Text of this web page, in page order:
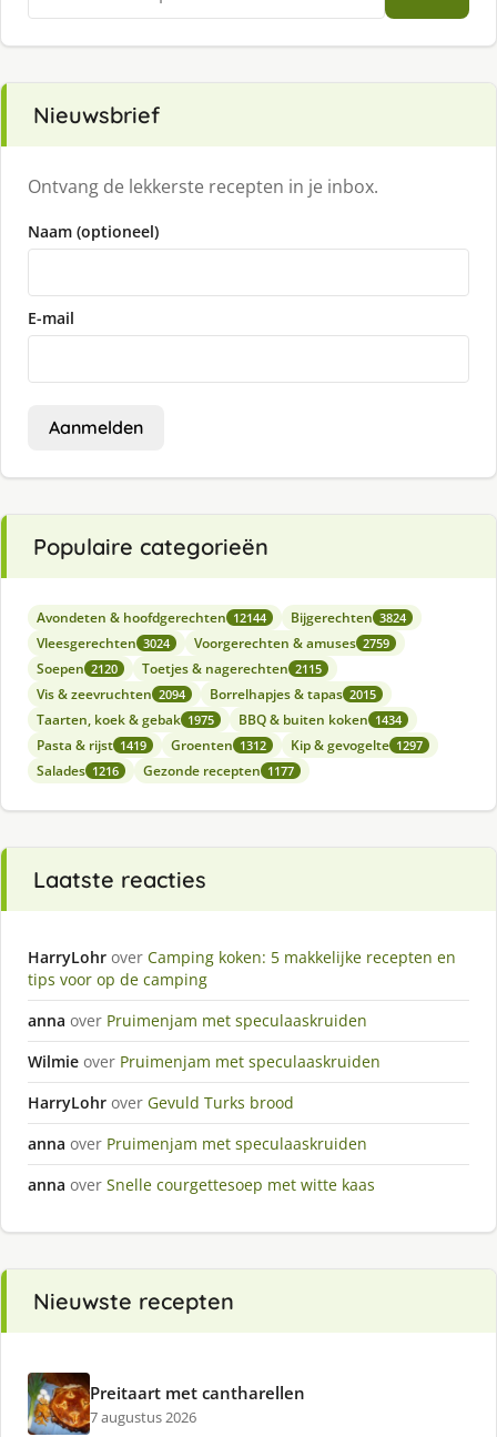
naar:
Nieuwsbrief
Ontvang de lekkerste recepten in je inbox.
Naam (optioneel)
E-mail
Aanmelden
Populaire categorieën
Avondeten & hoofdgerechten 12144 Bijgerechten 3824
Vleesgerechten 3024 Voorgerechten & amuses 2759
Soepen 2120 Toetjes & nagerechten 2115
Vis & zeevruchten 2094 Borrelhapjes & tapas 2015
Taarten, koek & gebak 1975 BBQ & buiten koken 1434
Pasta & rijst 1419 Groenten 1312 Kip & gevogelte 1297
Salades 1216 Gezonde recepten 1177
Laatste reacties
HarryLohr over Camping koken: 5 makkelijke recepten en
tips voor op de camping
anna over Pruimenjam met speculaaskruiden
Wilmie over Pruimenjam met speculaaskruiden
HarryLohr over Gevuld Turks brood
anna over Pruimenjam met speculaaskruiden
anna over Snelle courgettesoep met witte kaas
Nieuwste recepten
Preitaart met cantharellen
7 augustus 2026